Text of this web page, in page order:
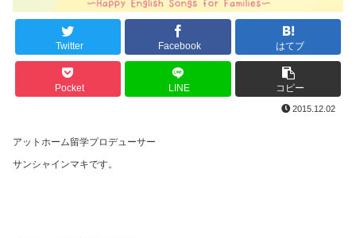
Twitter Facebook はてブ
Pocket LINE コピー
2015.12.02
アットホーム留学プロデューサー
サンシャインマキです。